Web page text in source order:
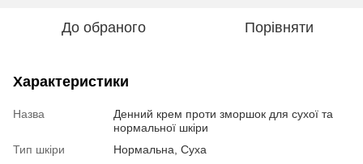
До обраного Порівняти
Характеристики
Назва
Денний крем проти зморшок для сухої та
нормальної шкіри
Тип шкіри
Нормальна, Суха